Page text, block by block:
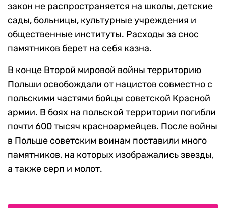
закон не распространяется на школы, детские
сады, больницы, культурные учреждения и
общественные институты. Расходы за снос
памятников берет на себя казна.
В конце Второй мировой войны территорию
Польши освобождали от нацистов совместно с
польскими частями бойцы советской Красной
армии. В боях на польской территории погибли
почти 600 тысяч красноармейцев. После войны
в Польше советским воинам поставили много
памятников, на которых изображались звезды,
а также серп и молот.